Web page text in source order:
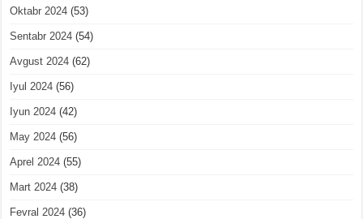
Oktabr 2024 (53)
Sentabr 2024 (54)
Avgust 2024 (62)
Iyul 2024 (56)
Iyun 2024 (42)
May 2024 (56)
Aprel 2024 (55)
Mart 2024 (38)
Fevral 2024 (36)